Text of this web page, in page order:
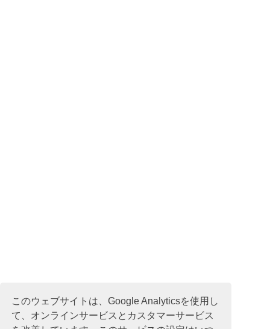
このウェブサイトは、Google Analyticsを使用し
て、オンラインサービスとカスタマーサービス